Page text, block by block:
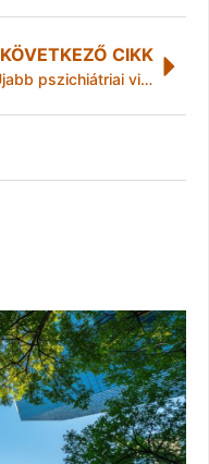
KÖVETKEZŐ CIKK
Újabb pszichiátriai visszaélés